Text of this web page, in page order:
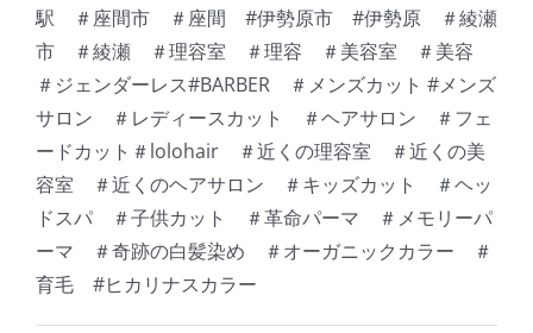
駅 ＃座間市 ＃座間 #伊勢原市 #伊勢原 ＃綾瀬
市 ＃綾瀬 ＃理容室 ＃理容 ＃美容室 ＃美容
＃ジェンダーレス#BARBER ＃メンズカット #メンズ
サロン ＃レディースカット ＃ヘアサロン ＃フェ
ードカット＃lolohair ＃近くの理容室 ＃近くの美
容室 ＃近くのヘアサロン ＃キッズカット ＃ヘッ
ドスパ ＃子供カット ＃革命パーマ ＃メモリーパ
ーマ ＃奇跡の白髪染め ＃オーガニックカラー ＃
育毛 #ヒカリナスカラー